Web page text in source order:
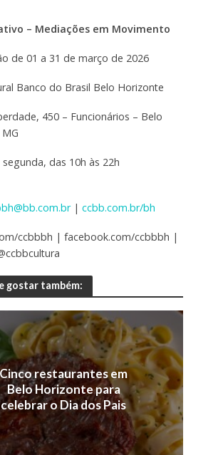
– Mediações em Movimento
de 01 a 31 de março de 2026
Banco do Brasil Belo Horizonte
450 – Funcionários – Belo
das 10h às 22h
| ccbb.com.br/bh
ccbbbh | facebook.com/ccbbbh |
gostar também:
Cinco restaurantes em
Belo Horizonte para
celebrar o Dia dos Pais